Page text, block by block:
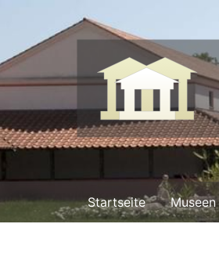
Startseite Museen